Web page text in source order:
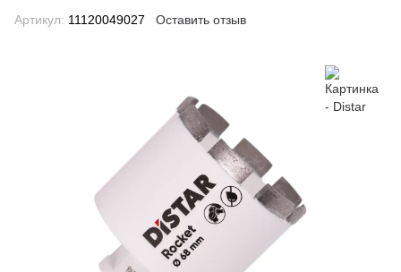
Артикул: 11120049027 Оставить отзыв